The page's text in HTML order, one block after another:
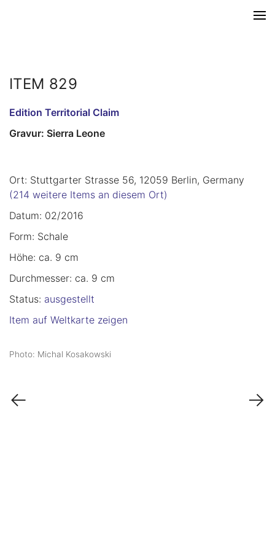
ITEM 829
Edition Territorial Claim
Gravur: Sierra Leone
Ort: Stuttgarter Strasse 56, 12059 Berlin, Germany
(214 weitere Items an diesem Ort)
Datum: 02/2016
Form: Schale
Höhe: ca. 9 cm
Durchmesser: ca. 9 cm
Status: ausgestellt
Item auf Weltkarte zeigen
Photo: Michal Kosakowski
← →